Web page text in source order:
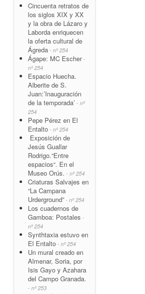
Cincuenta retratos de
los siglos XIX y XX
y la obra de Lázaro y
Laborda enriquecen
la oferta cultural de
Ágreda - nº 254
Ágape: MC Escher-
nº 254
Espacio Huecha.
Alberite de S.
Juan:’Inauguración
de la temporada’ - nº
254
Pepe Pérez en El
Entalto - nº 254
Exposición de
Jesús Guallar
Rodrigo.“Entre
espacios“. En el
Museo Orús. - nº 254
Criaturas Salvajes en
“La Campana
Urderground” - nº 254
Los cuadernos de
Gamboa: Postales -
nº 254
Synthtaxia estuvo en
El Entalto - nº 254
Un mural creado en
Almenar, Soria, por
Isis Gayo y Azahara
del Campo Granada.
- nº 253